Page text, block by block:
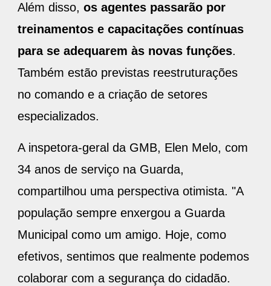
Além disso, os agentes passarão por
treinamentos e capacitações contínuas
para se adequarem às novas funções.
Também estão previstas reestruturações
no comando e a criação de setores
especializados.
A inspetora-geral da GMB, Elen Melo, com
34 anos de serviço na Guarda,
compartilhou uma perspectiva otimista. "A
população sempre enxergou a Guarda
Municipal como um amigo. Hoje, como
efetivos, sentimos que realmente podemos
colaborar com a segurança do cidadão.